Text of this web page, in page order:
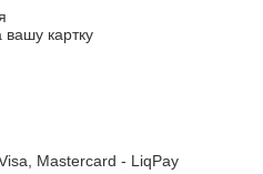
вашу картку
Mastercard - LiqPay